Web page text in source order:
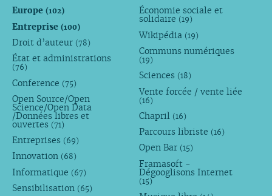
Europe (102)
Entreprise (100)
Droit d’auteur (78)
État et administrations
(76)
Conference (75)
Open Source/Open
Science/Open Data
/Données libres et
ouvertes (71)
Entreprises (69)
Innovation (68)
Informatique (67)
Sensibilisation (65)
Économie sociale et
solidaire (19)
Wikipédia (19)
Communs numériques
(19)
Sciences (18)
Vente forcée / vente liée
(16)
Chapril (16)
Parcours libriste (16)
Open Bar (15)
Framasoft -
Dégooglisons Internet
(15)